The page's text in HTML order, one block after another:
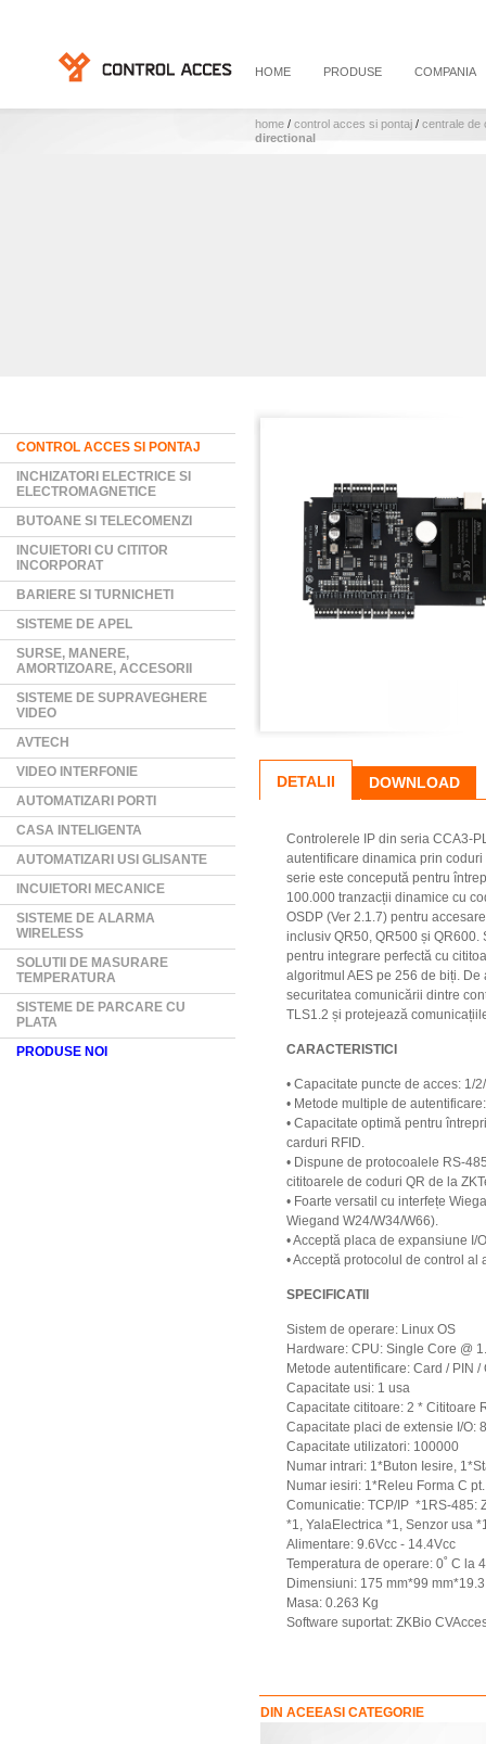
HOME PRODUSE COMPANIA
home / control acces si pontaj / centrale de
directional
CONTROL ACCES SI PONTAJ
INCHIZATORI ELECTRICE SI
ELECTROMAGNETICE
BUTOANE SI TELECOMENZI
INCUIETORI CU CITITOR
INCORPORAT
BARIERE SI TURNICHETI
SISTEME DE APEL
SURSE, MANERE,
AMORTIZOARE, ACCESORII
SISTEME DE SUPRAVEGHERE
VIDEO
AVTECH
VIDEO INTERFONIE
AUTOMATIZARI PORTI
CASA INTELIGENTA
AUTOMATIZARI USI GLISANTE
INCUIETORI MECANICE
SISTEME DE ALARMA
WIRELESS
SOLUTII DE MASURARE
TEMPERATURA
SISTEME DE PARCARE CU
PLATA
PRODUSE NOI
DETALII DOWNLOAD
Controlerele IP din seria CCA3-
autentificare dinamica prin
serie este concepută pentru
100.000 tranzacții dinamice cu
OSDP (Ver 2.1.7) pentru
inclusiv QR50, QR500 și QR600.
pentru integrare perfectă cu
algoritmul AES pe 256 de biți.
securitatea comunicării dintre
TLS1.2 și protejează
CARACTERISTICI
• Capacitate puncte de acces: 1/
• Metode multiple de
• Capacitate optimă pentru
carduri RFID.
• Dispune de protocoalele RS-
cititoarele de coduri QR de la
• Foarte versatil cu interfețe
Wiegand W24/W34/W66).
• Acceptă placa de expansiune
• Acceptă protocolul de control
SPECIFICATII
Sistem de operare: Linux OS
Hardware: CPU: Single Core @
Metode autentificare: Card / PIN /
Capacitate usi: 1 usa
Capacitate cititoare: 2 * Cititoare
Capacitate placi de extensie I/O:
Capacitate utilizatori: 100000
Numar intrari: 1*Buton Iesire,
Numar iesiri: 1*Releu Forma C
Comunicatie: TCP/IP *1RS-485:
*1, YalaElectrica *1, Senzor usa
Alimentare: 9.6Vcc - 14.4Vcc
Temperatura de operare: 0˚ C la
Dimensiuni: 175 mm*99
Masa: 0.263 Kg
Software suportat: ZKBio
DIN ACEEASI CATEGORIE